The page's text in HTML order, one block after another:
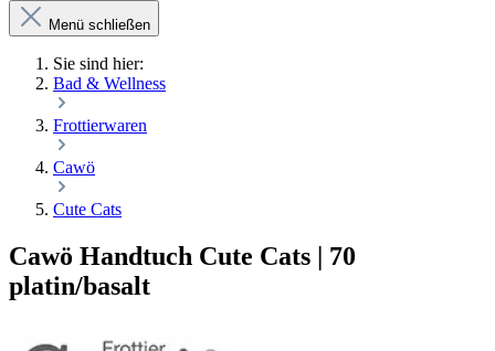
Menü schließen
Sie sind hier:
Bad & Wellness
Frottierwaren
Cawö
Cute Cats
Cawö Handtuch Cute Cats | 70
platin/basalt